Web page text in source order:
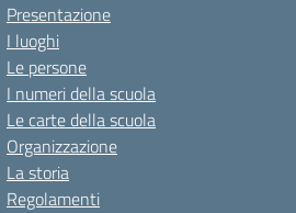
Presentazione
I luoghi
Le persone
I numeri della scuola
Le carte della scuola
Organizzazione
La storia
Regolamenti